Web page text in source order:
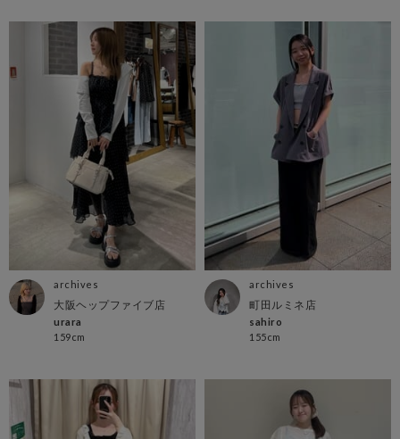
archives
大阪ヘップファイブ店
urara
159cm
archives
町田ルミネ店
sahiro
155cm